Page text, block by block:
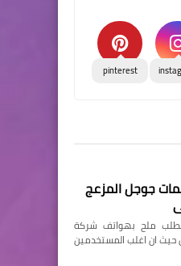
pinterest
جوجل المزعج
ملح بهواتف شركة
حيث ان اغلب المستخدمين